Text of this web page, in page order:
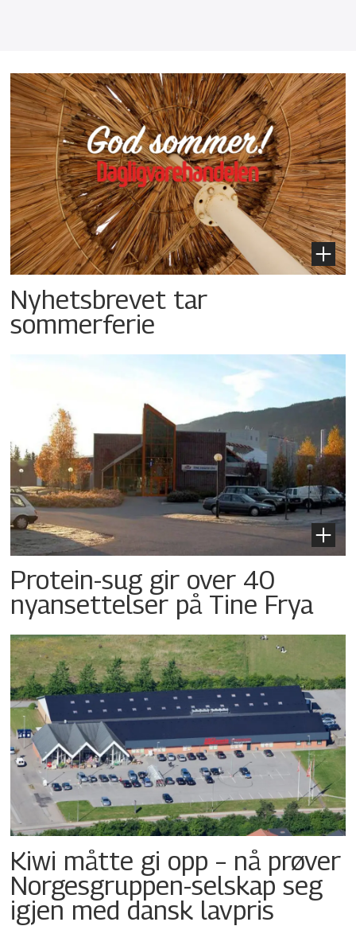
Nyhetsbrevet tar
sommerferie
Protein-sug gir over 40
nyansettelser på Tine Frya
Kiwi måtte gi opp – nå prøver
Norgesgruppen-selskap seg
igjen med dansk lavpris